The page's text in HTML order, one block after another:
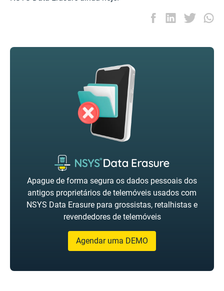
Apague de forma segura os dados pessoais dos
antigos proprietários de telemóveis usados com
NSYS Data Erasure para grossistas, retalhistas e
revendedores de telemóveis
Agendar uma DEMO